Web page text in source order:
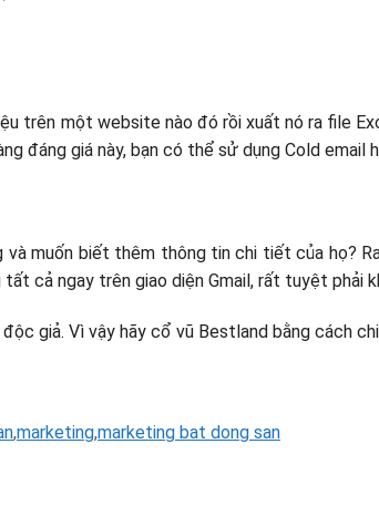
trên một website nào đó rồi xuất nó ra file
đáng giá này, bạn có thể sử dụng Cold email
muốn biết thêm thông tin chi tiết của họ?
cả ngay trên giao diện Gmail, rất tuyệt phải
giả. Vì vậy hãy cổ vũ Bestland bằng cách
,marketing,marketing bat dong san